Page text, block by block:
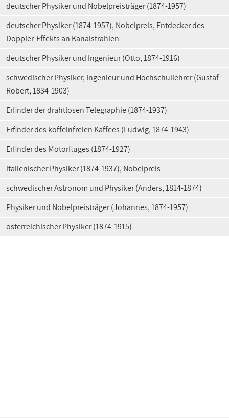
deutscher Physiker und Nobelpreisträger (1874-1957)
deutscher Physiker (1874-1957), Nobelpreis, Entdecker des
Doppler-Effekts an Kanalstrahlen
deutscher Physiker und Ingenieur (Otto, 1874-1916)
schwedischer Physiker, Ingenieur und Hochschullehrer (Gustaf
Robert, 1834-1903)
Erfinder der drahtlosen Telegraphie (1874-1937)
Erfinder des koffeinfreien Kaffees (Ludwig, 1874-1943)
Erfinder des Motorfluges (1874-1927)
italienischer Physiker (1874-1937), Nobelpreis
schwedischer Astronom und Physiker (Anders, 1814-1874)
Physiker und Nobelpreisträger (Johannes, 1874-1957)
österreichischer Physiker (1874-1915)